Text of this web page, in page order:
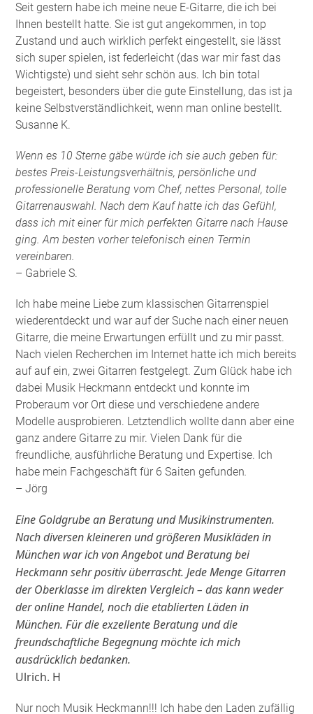
Seit gestern habe ich meine neue E-Gitarre, die ich bei
Ihnen bestellt hatte. Sie ist gut angekommen, in top
Zustand und auch wirklich perfekt eingestellt, sie lässt
sich super spielen, ist federleicht (das war mir fast das
Wichtigste) und sieht sehr schön aus. Ich bin total
begeistert, besonders über die gute Einstellung, das ist ja
keine Selbstverständlichkeit, wenn man online bestellt.
Susanne K.
Wenn es 10 Sterne gäbe würde ich sie auch geben für:
bestes Preis-Leistungsverhältnis, persönliche und
professionelle Beratung vom Chef, nettes Personal, tolle
Gitarrenauswahl. Nach dem Kauf hatte ich das Gefühl,
dass ich mit einer für mich perfekten Gitarre nach Hause
ging. Am besten vorher telefonisch einen Termin
vereinbaren.
– Gabriele S.
Ich habe meine Liebe zum klassischen Gitarrenspiel
wiederentdeckt und war auf der Suche nach einer neuen
Gitarre, die meine Erwartungen erfüllt und zu mir passt.
Nach vielen Recherchen im Internet hatte ich mich bereits
auf auf ein, zwei Gitarren festgelegt. Zum Glück habe ich
dabei Musik Heckmann entdeckt und konnte im
Proberaum vor Ort diese und verschiedene andere
Modelle ausprobieren. Letztendlich wollte dann aber eine
ganz andere Gitarre zu mir. Vielen Dank für die
freundliche, ausführliche Beratung und Expertise. Ich
habe mein Fachgeschäft für 6 Saiten gefunden.
– Jörg
Eine Goldgrube an Beratung und Musikinstrumenten.
Nach diversen kleineren und größeren Musikläden in
München war ich von Angebot und Beratung bei
Heckmann sehr positiv überrascht. Jede Menge Gitarren
der Oberklasse im direkten Vergleich – das kann weder
der online Handel, noch die etablierten Läden in
München. Für die exzellente Beratung und die
freundschaftliche Begegnung möchte ich mich
ausdrücklich bedanken.
Ulrich. H
Nur noch Musik Heckmann!!! Ich habe den Laden zufällig